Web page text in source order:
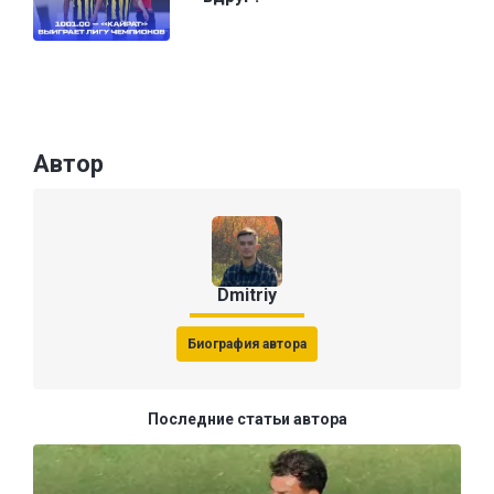
Автор
Dmitriy
Биография автора
Последние статьи автора